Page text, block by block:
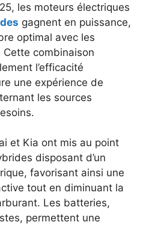
les moteurs électriques
gagnent en puissance,
optimal avec les
combinaison
l’efficacité
une expérience de
les sources
et Kia ont mis au point
disposant d’un
favorisant ainsi une
tout en diminuant la
Les batteries,
permettent une